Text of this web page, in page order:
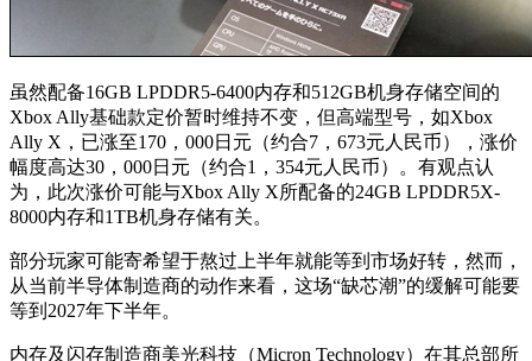
虽然配备16GB LPDDR5-6400内存和512GB机身存储空间的
Xbox Ally基础款定价暂时维持不变，但高端型号，如Xbox
Ally X，已涨至170，000日元（约合7，673元人民币），涨价
幅度高达30，000日元（约合1，354元人民币）。有观点认
为，此次涨价可能与Xbox Ally X所配备的24GB LPDDR5X-
8000内存和1TB机身存储有关。
部分玩家可能寄希望于熬过上半年就能等到市场好转，然而，
从当前半导体制造商的动作来看，这场“缺芯潮”的缓解可能要
等到2027年下半年。
内存及闪存制造商美光科技（Micron Technology）在其总部所